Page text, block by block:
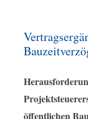
öffentlichen